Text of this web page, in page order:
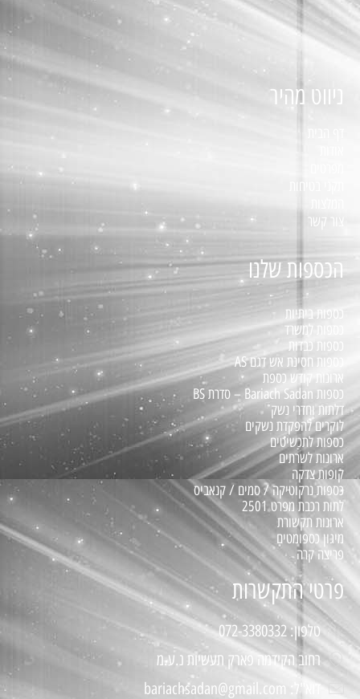
ניווט מהיר
צור קשר
הכספות שלנו
כספות ביתיות
כספות למשרד
כספות כבדות
כספות חסינת אש דגם AS
ארונות קודש כספת
כספות Bariach Sadan – סדרת BS
דלתות וחדרי נשק
לוקרים להפקדת נשקים
כספות לתכשיטים
ארונות לשרתים
קופות צדקה
כספות נרקוטיקה / סמים / קנאביס
לתות רכבת מפרט 2501
ארונות תקשורת
מיגון כספומטים
פריצה קרה
פרטי התקשרות
טלפון: 072-3380332
רחוב הקידמה פארק תעשיות נ.ע.מ
דוא"ל: bariachsadan@gmail.com